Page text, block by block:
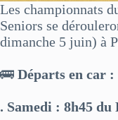
Les championnats
Seniors se
dimanche 5 juin) à
🚌 Départs en car :
. Samedi : 8h45